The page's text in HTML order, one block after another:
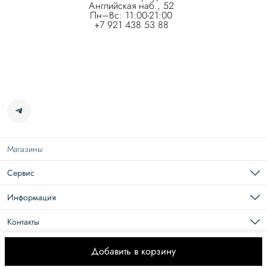
Добавить в корзину
Английская наб., 52
Пн–Вс: 11:00-21:00
+7 921 438 53 88
Магазины
Сервис
Подарочная карта
Доставка
Возврат
Документы
Информация
Карьера в Roseville
О нас
Контакты
Телефон
ОплатаДоставка Правила возврата